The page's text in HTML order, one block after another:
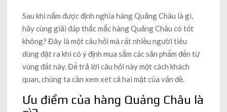
Sau khi nắm được định nghĩa hàng Quảng Châu là gì,
hãy cùng giải đáp thắc mắc hàng Quảng Châu có tốt
không? Đây là một câu hỏi mà rất nhiều người tiêu
dùng đặt ra khi có ý định mua sắm các sản phẩm đến từ
vùng đất này. Để trả lời câu hỏi này một cách khách
quan, chúng ta cần xem xét cả hai mặt của vấn đề.
Ưu điểm của hàng Quảng Châu là